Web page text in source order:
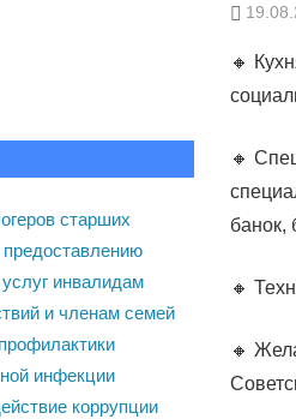
🔸
🔸
банок,
🔸
🔸
старших
инвалидам
и членам семей
инфекции
коррупции